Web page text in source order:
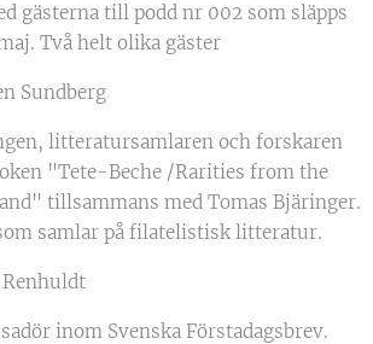
gästerna till podd nr 002 som släpps
Två helt olika gäster
Sundberg
litteratursamlaren och forskaren
"Tete-Beche /Rarities from the
tillsammans med Tomas Bjäringer.
samlar på filatelistisk litteratur.
inom Svenska Förstadagsbrev.